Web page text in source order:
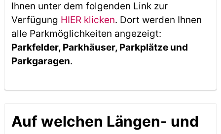
Ihnen unter dem folgenden Link zur
Verfügung HIER klicken. Dort werden Ihnen
alle Parkmöglichkeiten angezeigt:
Parkfelder, Parkhäuser, Parkplätze und
Parkgaragen.
Auf welchen Längen- und